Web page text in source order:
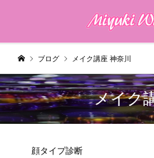
ブログ メイク講座 神奈川
メイク
顔タイプ診断